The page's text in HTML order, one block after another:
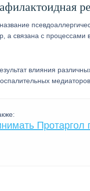
а связана с процессами
влияния
медиаторов.
Протаргол